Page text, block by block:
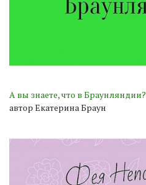
А вы знаете, что в Браунляндии?
автор Екатерина Браун